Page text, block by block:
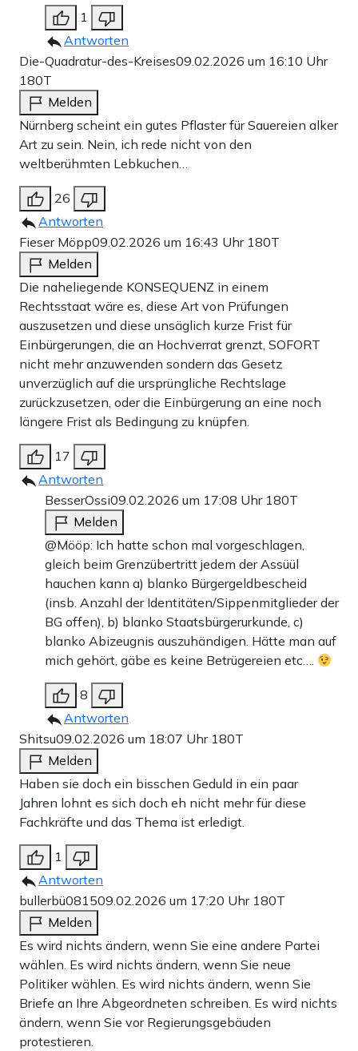
1
Antworten
Die-Quadratur-des-Kreises09.02.2026 um 16:10 Uhr
180T
Melden
Nürnberg scheint ein gutes Pflaster für Sauereien alker
Art zu sein. Nein, ich rede nicht von den
weltberühmten Lebkuchen…
26
Antworten
Fieser Möpp09.02.2026 um 16:43 Uhr 180T
Melden
Die naheliegende KONSEQUENZ in einem
Rechtsstaat wäre es, diese Art von Prüfungen
auszusetzen und diese unsäglich kurze Frist für
Einbürgerungen, die an Hochverrat grenzt, SOFORT
nicht mehr anzuwenden sondern das Gesetz
unverzüglich auf die ursprüngliche Rechtslage
zurückzusetzen, oder die Einbürgerung an eine noch
längere Frist als Bedingung zu knüpfen.
17
Antworten
BesserOssi09.02.2026 um 17:08 Uhr 180T
Melden
@Mööp: Ich hatte schon mal vorgeschlagen,
gleich beim Grenzübertritt jedem der Assüül
hauchen kann a) blanko Bürgergeldbescheid
(insb. Anzahl der Identitäten/Sippenmitglieder der
BG offen), b) blanko Staatsbürgerurkunde, c)
blanko Abizeugnis auszuhändigen. Hätte man auf
mich gehört, gäbe es keine Betrügereien etc….
8
Antworten
Shitsu09.02.2026 um 18:07 Uhr 180T
Melden
Haben sie doch ein bisschen Geduld in ein paar
Jahren lohnt es sich doch eh nicht mehr für diese
Fachkräfte und das Thema ist erledigt.
1
Antworten
bullerbü081509.02.2026 um 17:20 Uhr 180T
Melden
Es wird nichts ändern, wenn Sie eine andere Partei
wählen. Es wird nichts ändern, wenn Sie neue
Politiker wählen. Es wird nichts ändern, wenn Sie
Briefe an Ihre Abgeordneten schreiben. Es wird nichts
ändern, wenn Sie vor Regierungsgebäuden
protestieren.